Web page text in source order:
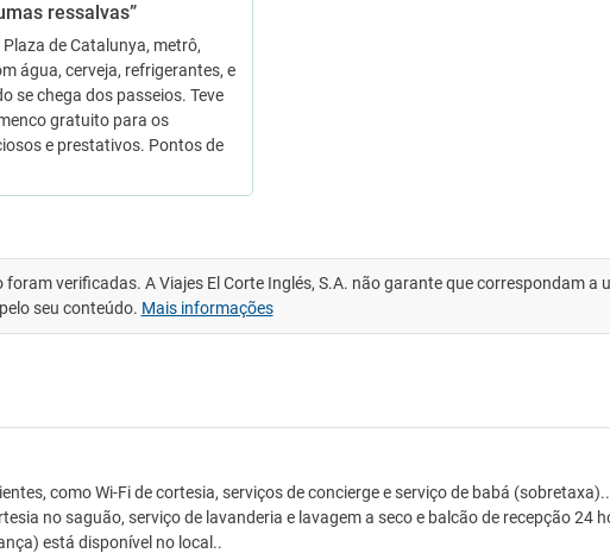
ressalvas”
de Catalunya, metrô,
água, cerveja, refrigerantes, e
se chega dos passeios. Teve
gratuito para os
e prestativos. Pontos de
verificadas. A Viajes El Corte Inglés, S.A. não garante que correspondam a
seu conteúdo. Mais informações
como Wi-Fi de cortesia, serviços de concierge e serviço de babá
no saguão, serviço de lavanderia e lavagem a seco e balcão de recepção 24
está disponível no local..